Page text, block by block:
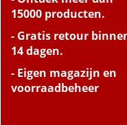
- Ontdek meer dan
15000 producten.
- Gratis retour binnen
14 dagen.
- Eigen magazijn en